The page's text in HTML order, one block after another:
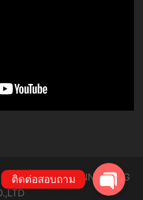
SYSTEM ENGINEERING
ติดต่อสอบถาม